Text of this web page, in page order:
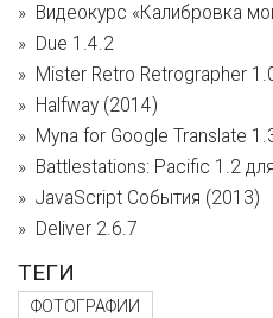
Видеокурс «Калибровка
Due 1.4.2
Mister Retro Retrographer
Halfway (2014)
Myna for Google Translate
Battlestations: Pacific 1.2
JavaScript События (2013)
Deliver 2.6.7
ТЕГИ
ФОТОГРАФИИ